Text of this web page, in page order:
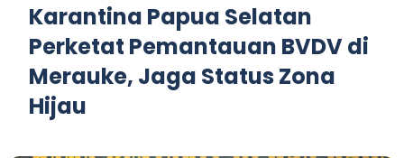
Karantina Papua Selatan
Perketat Pemantauan BVDV di
Merauke, Jaga Status Zona
Hijau